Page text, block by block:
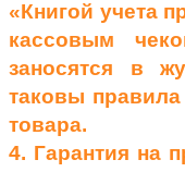
«Книгой учета
кассовым
заносятся в
таковы
товара.
4. Гарантия на